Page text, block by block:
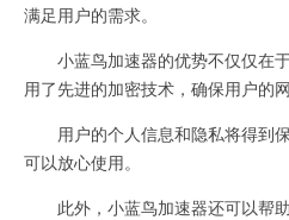
满足用户的需求。
小蓝鸟加速器的优势不仅仅在
用了先进的加密技术，确保用户的
用户的个人信息和隐私将得到
可以放心使用。
此外，小蓝鸟加速器还可以帮